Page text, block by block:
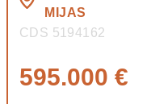
MIJAS
CDS 5194162
595.000 €